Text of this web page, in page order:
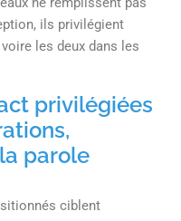
ils privilégient
les deux dans les
privilégiées
parole
ciblent